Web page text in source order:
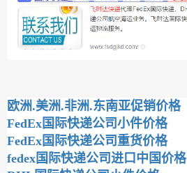
欧洲.美洲.非洲.东南亚促销价格
FedEx国际快递公司小件价格
FedEx国际快递公司重货价格
fedex国际快递公司进口中国价格